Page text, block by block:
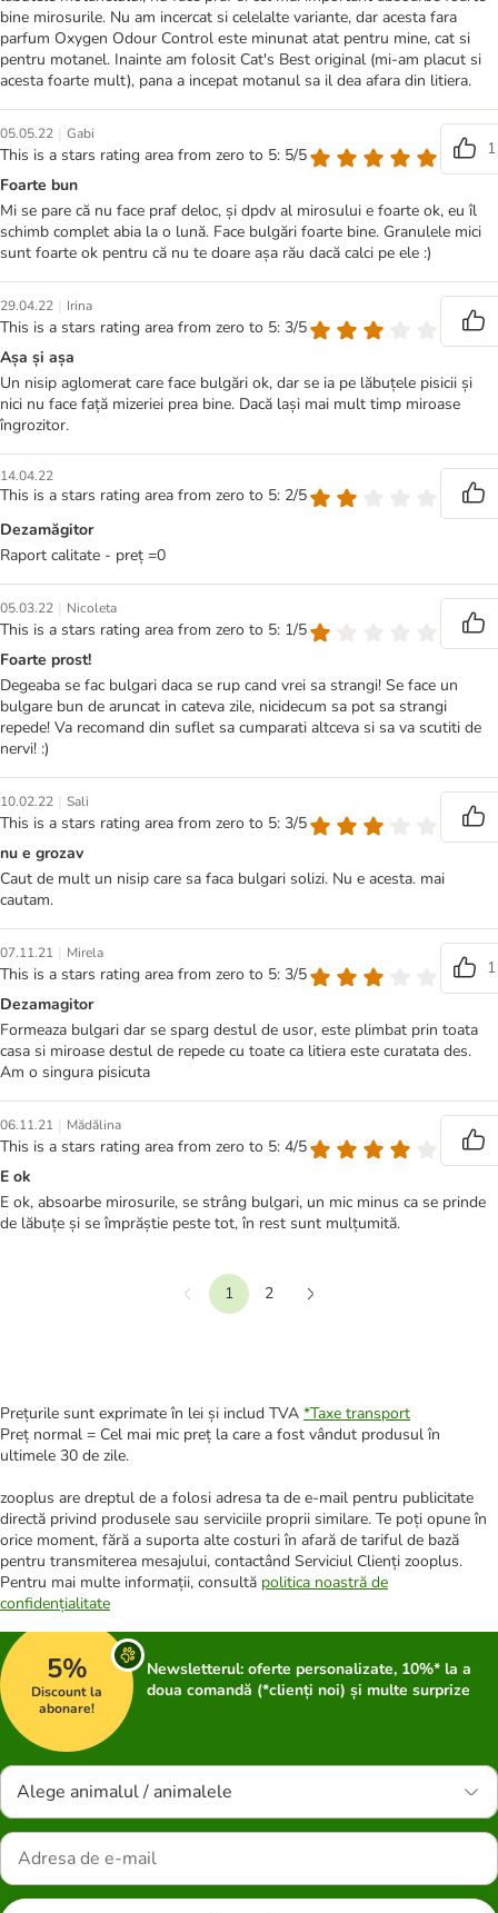
bine mirosurile. Nu am incercat si celelalte variante, dar acesta fara
parfum Oxygen Odour Control este minunat atat pentru mine, cat si
pentru motanel. Inainte am folosit Cat's Best original (mi-am placut si
acesta foarte mult), pana a incepat motanul sa il dea afara din litiera.
05.05.22 | Gabi
This is a stars rating area from zero to 5: 5/5
1
Foarte bun
Mi se pare că nu face praf deloc, și dpdv al mirosului e foarte ok, eu îl
schimb complet abia la o lună. Face bulgări foarte bine. Granulele mici
sunt foarte ok pentru că nu te doare așa rău dacă calci pe ele :)
29.04.22 | Irina
This is a stars rating area from zero to 5: 3/5
Așa și așa
Un nisip aglomerat care face bulgări ok, dar se ia pe lăbuțele pisicii și
nici nu face față mizeriei prea bine. Dacă lași mai mult timp miroase
îngrozitor.
14.04.22
This is a stars rating area from zero to 5: 2/5
Dezamăgitor
Raport calitate - preț =0
05.03.22 | Nicoleta
This is a stars rating area from zero to 5: 1/5
Foarte prost!
Degeaba se fac bulgari daca se rup cand vrei sa strangi! Se face un
bulgare bun de aruncat in cateva zile, nicidecum sa pot sa strangi
repede! Va recomand din suflet sa cumparati altceva si sa va scutiti de
nervi! :)
10.02.22 | Sali
This is a stars rating area from zero to 5: 3/5
nu e grozav
Caut de mult un nisip care sa faca bulgari solizi. Nu e acesta. mai
cautam.
07.11.21 | Mirela
This is a stars rating area from zero to 5: 3/5
1
Dezamagitor
Formeaza bulgari dar se sparg destul de usor, este plimbat prin toata
casa si miroase destul de repede cu toate ca litiera este curatata des.
Am o singura pisicuta
06.11.21 | Mădălina
This is a stars rating area from zero to 5: 4/5
E ok
E ok, absoarbe mirosurile, se strâng bulgari, un mic minus ca se prinde
de lăbuțe și se împrăștie peste tot, în rest sunt mulțumită.
Anterior
1
2
Prețurile sunt exprimate în lei și includ TVA *Taxe transport
Preț normal = Cel mai mic preț la care a fost vândut produsul în
ultimele 30 de zile.
zooplus are dreptul de a folosi adresa ta de e-mail pentru publicitate
directă privind produsele sau serviciile proprii similare. Te poți opune în
orice moment, fără a suporta alte costuri în afară de tariful de bază
pentru transmiterea mesajului, contactând Serviciul Clienți zooplus.
Pentru mai multe informații, consultă politica noastră de
confidențialitate
5%
Discount la
abonare!
Newsletterul: oferte personalizate, 10%* la a
doua comandă (*clienți noi) și multe surprize
Alege animalul / animalele